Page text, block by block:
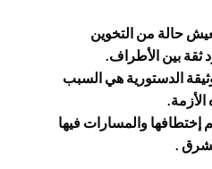
حالة من التخوين
ثقة بين الأطراف.
الدستورية هي السبب
إختطافها والمسارات فيها
.